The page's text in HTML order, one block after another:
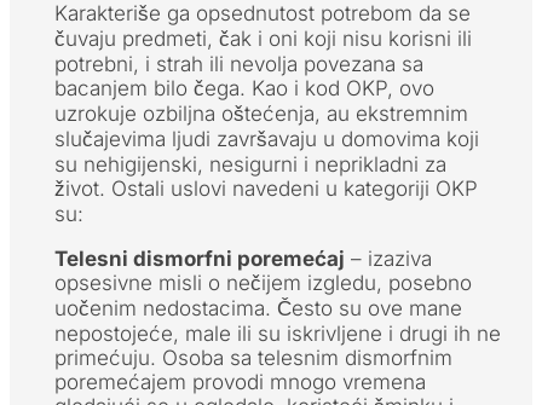
Karakteriše ga opsednutost potrebom da se
čuvaju predmeti, čak i oni koji nisu korisni ili
potrebni, i strah ili nevolja povezana sa
bacanjem bilo čega. Kao i kod OKP, ovo
uzrokuje ozbiljna oštećenja, au ekstremnim
slučajevima ljudi završavaju u domovima koji
su nehigijenski, nesigurni i neprikladni za
život. Ostali uslovi navedeni u kategoriji OKP
su:
Telesni dismorfni poremećaj – izaziva
opsesivne misli o nečijem izgledu, posebno
uočenim nedostacima. Često su ove mane
nepostojeće, male ili su iskrivljene i drugi ih ne
primećuju. Osoba sa telesnim dismorfnim
poremećajem provodi mnogo vremena